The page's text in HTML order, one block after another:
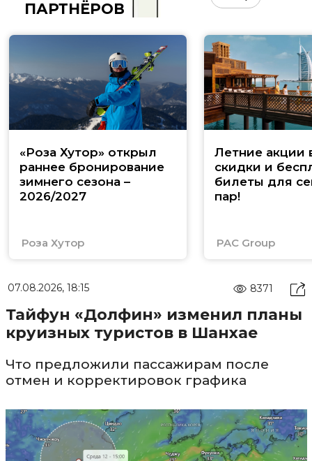
ПАРТНЁРОВ
«Роза Хутор» открыл
раннее бронирование
зимнего сезона –
2026/2027
Роза Хутор
Летние акции
скидки и
билеты для
пар!
PAC Group
07.08.2026, 18:15 8371
Тайфун «Долфин» изменил планы
круизных туристов в Шанхае
Что предложили пассажирам после
отмен и корректировок графика